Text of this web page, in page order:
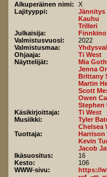
Alkuperäinen nimi:
X
Lajityyppi:
Jännitys
Kauhu
Trilleri
Julkaisija:
Finnkino
Valmistusvuosi:
2022
Valmistusmaa:
Ohjaaja:
Ti West
Näyttelijät:
Mia Goth
Jenna
Brittany
Martin
Scott
Owen
Stephen
Käsikirjoittaja:
Ti West
Musiikki:
Tyler
Chelsea
Tuottaja:
Harrison
Kevin
Jacob
Ikäsuositus:
16
Kesto:
106
WWW-sivu:
https://